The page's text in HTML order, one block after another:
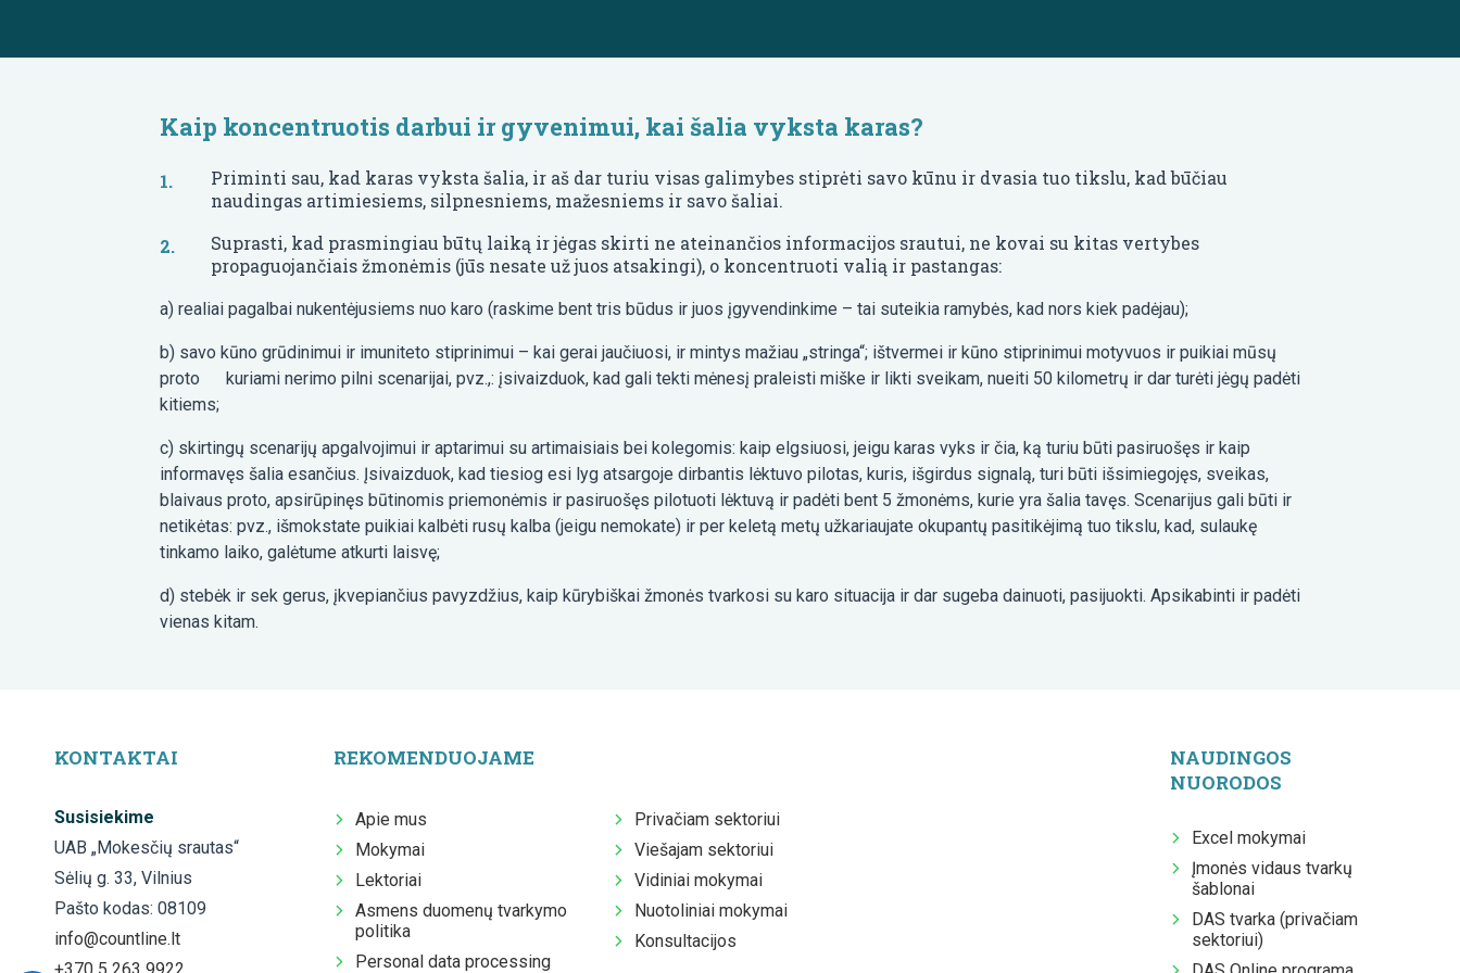
Kaip koncentruotis darbui ir gyvenimui, kai šalia vyksta karas?
Priminti sau, kad karas vyksta šalia, ir aš dar turiu visas galimybes stiprėti savo kūnu ir dvasia tuo tikslu, kad būčiau
naudingas artimiesiems, silpnesniems, mažesniems ir savo šaliai.
Suprasti, kad prasmingiau būtų laiką ir jėgas skirti ne ateinančios informacijos srautui, ne kovai su kitas vertybes
propaguojančiais žmonėmis (jūs nesate už juos atsakingi), o koncentruoti valią ir pastangas:
a) realiai pagalbai nukentėjusiems nuo karo (raskime bent tris būdus ir juos įgyvendinkime – tai suteikia ramybės, kad nors kiek padėjau);
b) savo kūno grūdinimui ir imuniteto stiprinimui – kai gerai jaučiuosi, ir mintys mažiau „stringa“; ištvermei ir kūno stiprinimui motyvuos ir puikiai mūsų
proto kuriami nerimo pilni scenarijai, pvz.,: įsivaizduok, kad gali tekti mėnesį praleisti miške ir likti sveikam, nueiti 50 kilometrų ir dar turėti jėgų padėti
kitiems;
c) skirtingų scenarijų apgalvojimui ir aptarimui su artimaisiais bei kolegomis: kaip elgsiuosi, jeigu karas vyks ir čia, ką turiu būti pasiruošęs ir kaip
informavęs šalia esančius. Įsivaizduok, kad tiesiog esi lyg atsargoje dirbantis lėktuvo pilotas, kuris, išgirdus signalą, turi būti išsimiegojęs, sveikas,
blaivaus proto, apsirūpinęs būtinomis priemonėmis ir pasiruošęs pilotuoti lėktuvą ir padėti bent 5 žmonėms, kurie yra šalia tavęs. Scenarijus gali būti ir
netikėtas: pvz., išmokstate puikiai kalbėti rusų kalba (jeigu nemokate) ir per keletą metų užkariaujate okupantų pasitikėjimą tuo tikslu, kad, sulaukę
tinkamo laiko, galėtume atkurti laisvę;
d) stebėk ir sek gerus, įkvepiančius pavyzdžius, kaip kūrybiškai žmonės tvarkosi su karo situacija ir dar sugeba dainuoti, pasijuokti. Apsikabinti ir padėti
vienas kitam.
KONTAKTAI
Susisiekime
UAB „Mokesčių srautas“
Sėlių g. 33, Vilnius
Pašto kodas: 08109
info@countline.lt
REKOMENDUOJAME
Apie mus
Mokymai
Lektoriai
Asmens duomenų tvarkymo
politika
Personal data processing
Privačiam sektoriui
Viešajam sektoriui
Vidiniai mokymai
Nuotoliniai mokymai
Konsultacijos
NAUDINGOS
NUORODOS
Excel mokymai
Įmonės vidaus tvarkų
šablonai
DAS tvarka (privačiam
sektoriui)